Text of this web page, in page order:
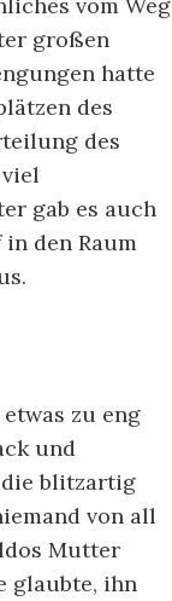
vom Weg
großen
hatte
des
des
gab es auch
den Raum
zu eng
und
die blitzartig
von all
Mutter
glaubte, ihn